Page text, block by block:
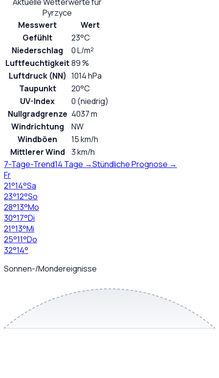
Pyrzyce
Messwert
Wert
Gefühlt
23°C
Niederschlag
0 L/m²
Luftfeuchtigkeit89 %
Luftdruck (NN) 1014 hPa
Taupunkt
20°C
UV-Index
0 (niedrig)
Nullgradgrenze 4037 m
Windrichtung
NW
Windböen
15 km/h
Mittlerer Wind
3 km/h
7-Tage-Trend14 Tage →Stündliche Prognose →
Fr
21°14°Sa
23°12°So
28°13°Mo
30°17°Di
21°13°Mi
25°11°Do
32°14°
Sonnen-/Mondereignisse